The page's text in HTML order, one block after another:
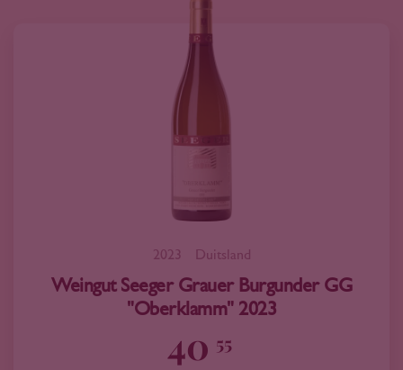
2023 Duitsland
Weingut Seeger Grauer Burgunder GG
"Oberklamm" 2023
40 55